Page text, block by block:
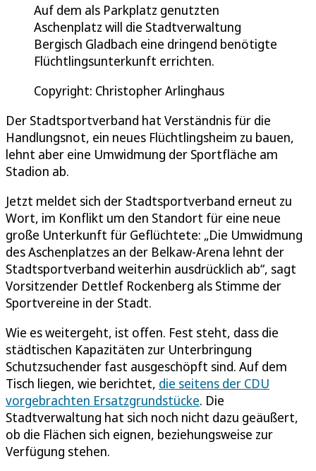
Auf dem als Parkplatz genutzten
Aschenplatz will die Stadtverwaltung
Bergisch Gladbach eine dringend benötigte
Flüchtlingsunterkunft errichten.
Copyright: Christopher Arlinghaus
Der Stadtsportverband hat Verständnis für die
Handlungsnot, ein neues Flüchtlingsheim zu bauen,
lehnt aber eine Umwidmung der Sportfläche am
Stadion ab.
Jetzt meldet sich der Stadtsportverband erneut zu
Wort, im Konflikt um den Standort für eine neue
große Unterkunft für Geflüchtete: „Die Umwidmung
des Aschenplatzes an der Belkaw-Arena lehnt der
Stadtsportverband weiterhin ausdrücklich ab“, sagt
Vorsitzender Dettlef Rockenberg als Stimme der
Sportvereine in der Stadt.
Wie es weitergeht, ist offen. Fest steht, dass die
städtischen Kapazitäten zur Unterbringung
Schutzsuchender fast ausgeschöpft sind. Auf dem
Tisch liegen, wie berichtet, die seitens der CDU
vorgebrachten Ersatzgrundstücke. Die
Stadtverwaltung hat sich noch nicht dazu geäußert,
ob die Flächen sich eignen, beziehungsweise zur
Verfügung stehen.